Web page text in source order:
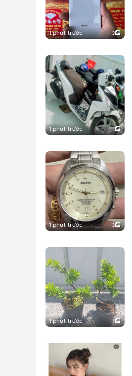
1 phút trước 3
1 phút trước 1
1 phút trước 3
1 phút trước 1